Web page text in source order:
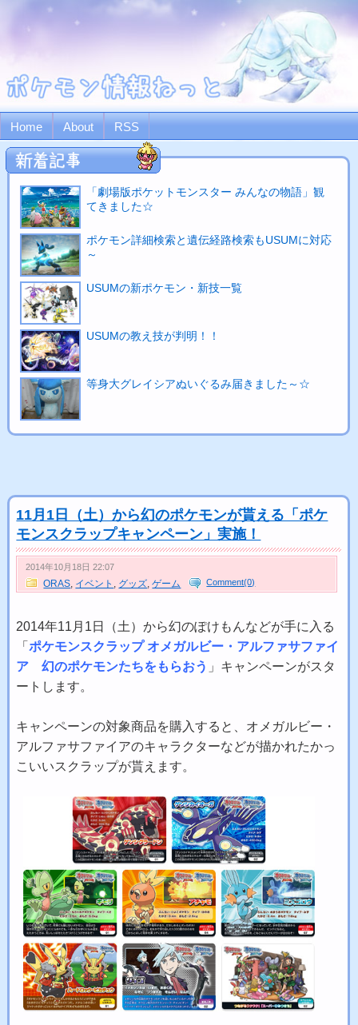
Home About RSS
「劇場版ポケットモンスター みんなの物語」観
てきました☆
ポケモン詳細検索と遺伝経路検索もUSUMに対応
～
USUMの新ポケモン・新技一覧
USUMの教え技が判明！！
等身大グレイシアぬいぐるみ届きました～☆
11月1日（土）から幻のポケモンが貰える「ポケ
モンスクラップキャンペーン」実施！
2014年10月18日 22:07
ORAS, イベント , グッズ,ゲーム Comment(0)
2014年11月1日（土）から幻のぽけもんなどが手に入る
「ポケモンスクラップ オメガルビー・アルファサファイ
ア 幻のポケモンたちをもらおう 」キャンペーンがスタ
ートします。
キャンペーンの対象商品を購入すると、オメガルビー・
アルファサファイアのキャラクターなどが描かれたかっ
こいいスクラップが貰えます。